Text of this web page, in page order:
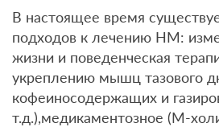
В настоящее время
подходов к лечению НМ:
жизни и поведенческая
укреплению мышц тазового
кофеиносодержащих и
т.д.),медикаментозное (М-